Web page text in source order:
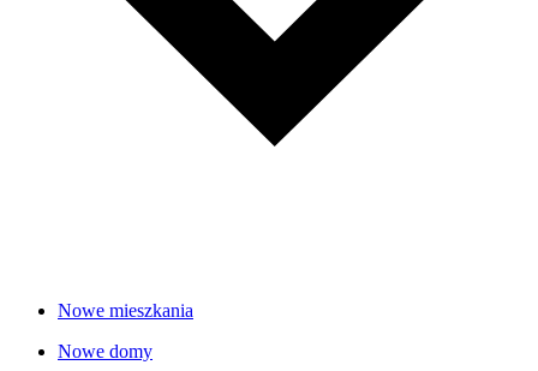
Nowe mieszkania
Nowe domy